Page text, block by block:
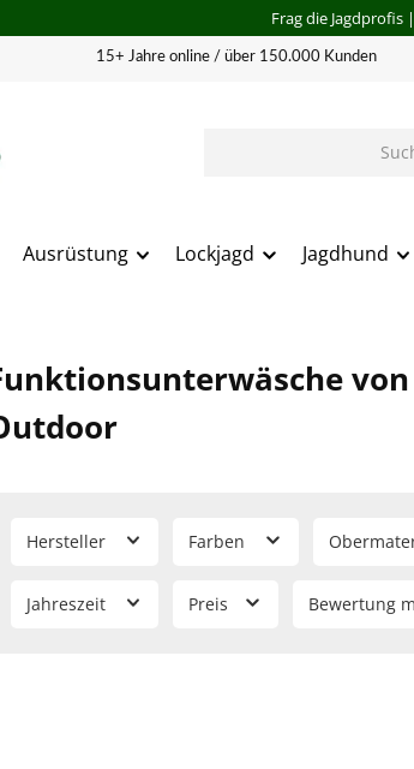
Frag die Jagdprofis|
15+ Jahre online / über 150.000 Kunden
Ausrüstung Lockjagd Jagdhund
Hersteller Farben
Jahreszeit Preis Bewertung